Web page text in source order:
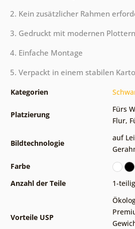
2. Kein zusätzlicher Rahmen
3. Gedruckt mit modernen
4. Einfache Montage
5. Verpackt in einem stabilen
Kategorien
Platzierung
Fürs
Flur,
Bildtechnologie
auf
Farbe
Anzahl der Teile
1-
Vorteile USP